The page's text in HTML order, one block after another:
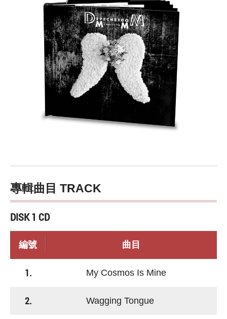
專輯曲目 TRACK
DISK 1 CD
編號 曲目
1. My Cosmos Is Mine
2. Wagging Tongue